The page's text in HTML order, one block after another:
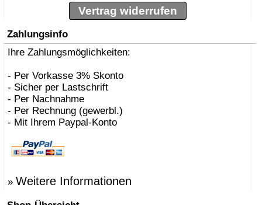
Vertrag widerrufen
Zahlungsinfo
Ihre Zahlungsmöglichkeiten:
- Per Vorkasse 3% Skonto
- Sicher per Lastschrift
- Per Nachnahme
- Per Rechnung (gewerbl.)
- Mit Ihrem Paypal-Konto
» Weitere Informationen